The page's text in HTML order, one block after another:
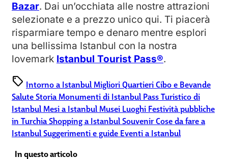
Bazar. Dai un’occhiata alle nostre attrazioni
selezionate e a prezzo unico qui. Ti piacerà
risparmiare tempo e denaro mentre esplori
una bellissima Istanbul con la nostra
lovemark Istanbul Tourist Pass®.
sell Intorno a Istanbul Migliori QuartieriCibo e Bevande
SaluteStoria Monumenti di Istanbul Pass Turistico di
Istanbul Mesi a Istanbul Musei Luoghi Festività pubbliche
in TurchiaShopping a IstanbulSouvenirCose da fare a
IstanbulSuggerimenti e guide Eventi a Istanbul
In questo articolo